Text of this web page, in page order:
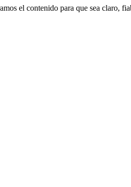
el contenido para que sea claro,